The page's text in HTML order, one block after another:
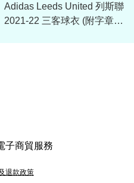
Adidas Leeds United 列斯聯
2021-22 三客球衣 (附字章選
子商貿服務
退款政策